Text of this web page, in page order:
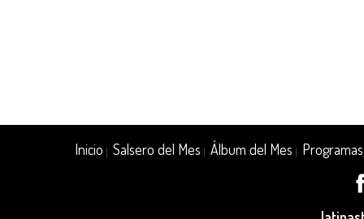
Inicio |Salsero del Mes |Álbum del Mes Programas